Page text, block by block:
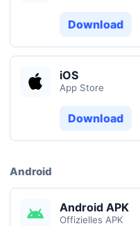
Download
iOS
App Store
Download
Android
Android APK
Offizielles APK